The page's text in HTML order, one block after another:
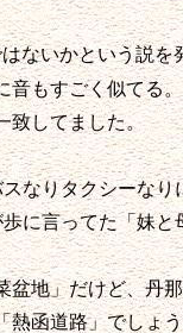
ないかという説を
音もすごく似てる。
致してました。
なりタクシーな
に言ってた「妹と
盆地」だけど、丹
熱函道路」でしょ